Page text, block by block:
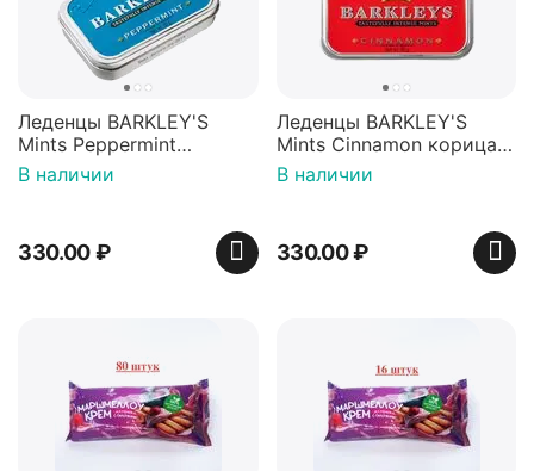
Леденцы BARKLEY'S
Mints Peppermint
перечная мята 50г,
Нидерланды
В наличии
330.00₽
Леденцы BARKLEY'S
Mints Cinnamon корица
50г, Нидерланды
В наличии
330.00₽